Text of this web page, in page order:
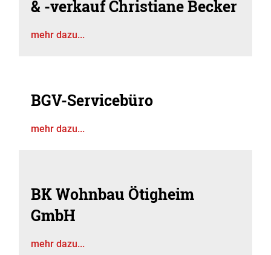
& -verkauf Christiane Becker
mehr dazu...
BGV-Servicebüro
mehr dazu...
BK Wohnbau Ötigheim
GmbH
mehr dazu...